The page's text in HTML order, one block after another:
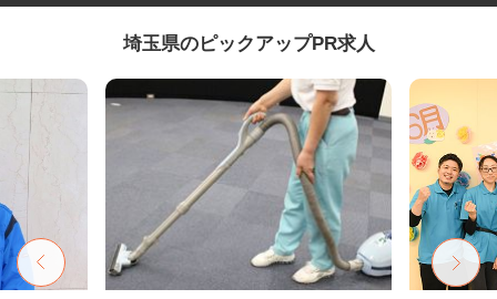
埼玉県のピックアップPR求人